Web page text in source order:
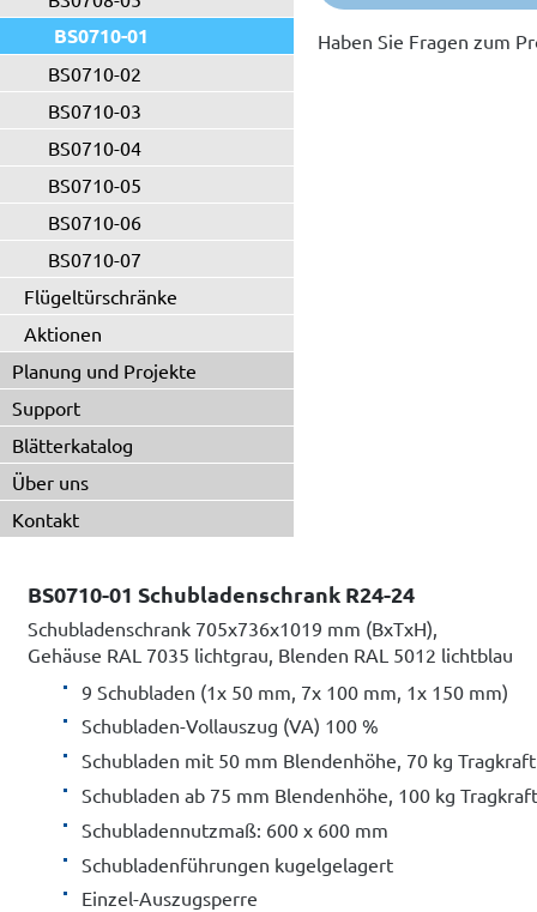
BS0710-01
BS0710-02
BS0710-03
BS0710-04
BS0710-05
BS0710-06
BS0710-07
Flügeltürschränke
Aktionen
Planung und Projekte
Support
Blätterkatalog
Über uns
Kontakt
Haben Sie Fragen zum
BS0710-01 Schubladenschrank R24-24
Schubladenschrank 705x736x1019 mm (BxTxH),
Gehäuse RAL 7035 lichtgrau, Blenden RAL 5012 lichtblau
9 Schubladen (1x 50 mm, 7x 100 mm, 1x 150 mm)
Schubladen-Vollauszug (VA) 100 %
Schubladen mit 50 mm Blendenhöhe, 70 kg Tragkraft
Schubladen ab 75 mm Blendenhöhe, 100 kg Tragkraft
Schubladennutzmaß: 600 x 600 mm
Schubladenführungen kugelgelagert
Einzel-Auszugsperre